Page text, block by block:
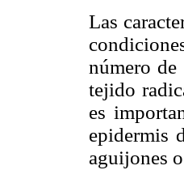
Las
número
tejido
es
epidermis
aguijones